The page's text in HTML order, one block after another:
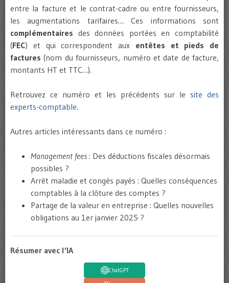
entre la facture et le contrat-cadre ou entre fournisseurs,
les augmentations tarifaires… Ces informations sont
complémentaires des données portées en comptabilité
(FEC) et qui correspondent aux entêtes et pieds de
factures (nom du fournisseurs, numéro et date de facture,
montants HT et TTC…).
Retrouvez ce numéro et les précédents sur le site des
experts-comptable.
Autres articles intéressants dans ce numéro :
Management fees : Des déductions fiscales désormais
possibles ?
Arrêt maladie et congés payés : Quelles conséquences
comptables à la clôture des comptes ?
Partage de la valeur en entreprise : Quelles nouvelles
obligations au 1er janvier 2025 ?
Résumer avec l'IA
ChatGPT